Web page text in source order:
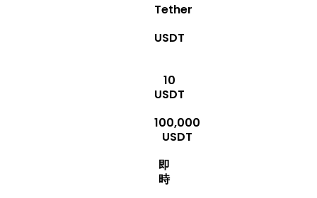
Tether
USDT
10
USDT
100,000
USDT
即
時